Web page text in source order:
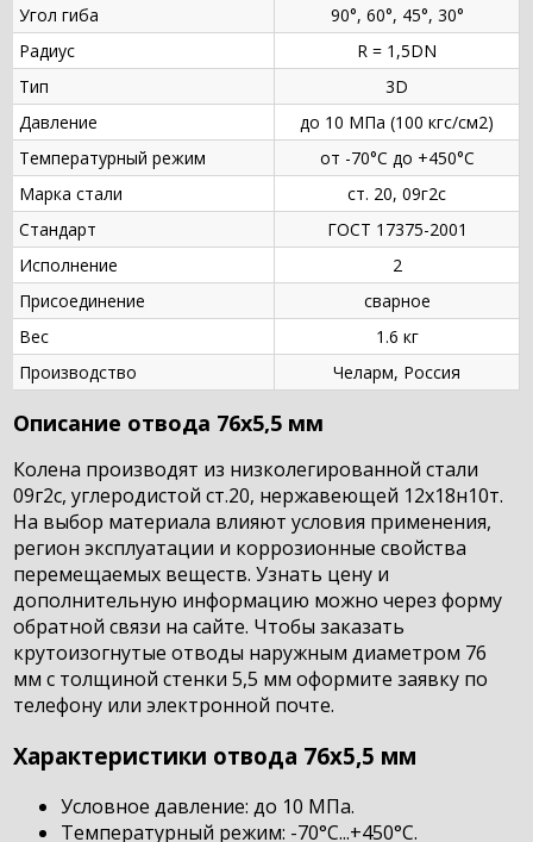
Угол гиба
90°, 60°, 45°, 30°
Радиус
R = 1,5DN
Тип
3D
Давление
до 10 МПа (100 кгс/см2)
Температурный режим
от -70°С до +450°С
Марка стали
ст. 20, 09г2с
Стандарт
ГОСТ 17375-2001
Исполнение
2
Присоединение
сварное
Вес
1.6 кг
Производство
Челарм, Россия
Описание отвода 76х5,5 мм
Колена производят из низколегированной стали
09г2с, углеродистой ст.20, нержавеющей 12х18н10т.
На выбор материала влияют условия применения,
регион эксплуатации и коррозионные свойства
перемещаемых веществ. Узнать цену и
дополнительную информацию можно через форму
обратной связи на сайте. Чтобы заказать
крутоизогнутые отводы наружным диаметром 76
мм с толщиной стенки 5,5 мм оформите заявку по
телефону или электронной почте.
Характеристики отвода 76х5,5 мм
Условное давление: до 10 МПа.
Температурный режим: -70°С...+450°С.